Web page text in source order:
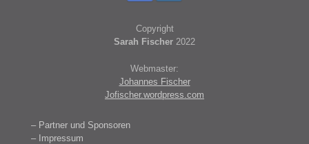
Copyright
Sarah Fischer 2022
Webmaster:
Johannes Fischer
Jofischer.wordpress.com
– Partner und Sponsoren
– Impressum